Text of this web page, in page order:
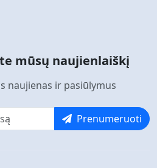
mūsų naujienlaiškį
naujienas ir pasiūlymus
Prenumeruoti